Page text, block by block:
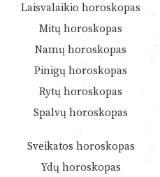
Laisvalaikio horoskopas
Mitų horoskopas
Namų horoskopas
Pinigų horoskopas
Rytų horoskopas
Spalvų horoskopas
Sveikatos horoskopas
Ydų horoskopas